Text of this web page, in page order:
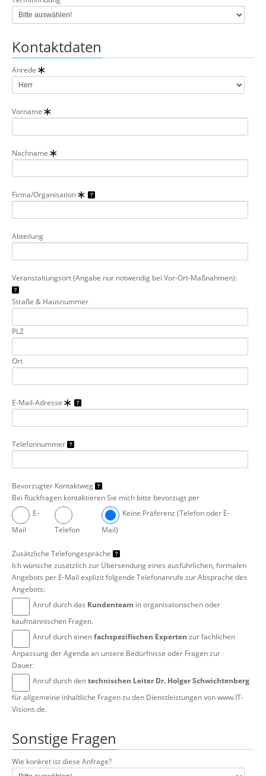
Kontaktdaten
Anrede
Vorname
Nachname
Firma/Organisation
Abteilung
Veranstaltungsort (Angabe nur notwendig bei Vor-Ort-Maßnahmen):
Straße & Hausnummer
PLZ
Ort
E-Mail-Adresse
Telefonnummer
Bevorzugter Kontaktweg
Bei Rückfragen kontaktieren Sie mich bitte bevorzugt per
E-
Mail
Telefon
Keine Präferenz (Telefon oder E-
Mail)
Zusätzliche Telefongespräche
Ich wünsche zusätzlich zur Übersendung eines ausführlichen, formalen
Angebots per E-Mail explizit folgende Telefonanrufe zur Absprache des
Angebots:
Anruf durch das Kundenteam in organisatorischen oder
kaufmännischen Fragen.
Anruf durch einenfachspezifischen Experten zur fachlichen
Anpassung der Agenda an unsere Bedürfnisse oder Fragen zur
Dauer.
Anruf durch dentechnischen Leiter Dr. Holger Schwichtenberg
für allgemeine inhaltliche Fragen zu den Dienstleistungen von www.IT-
Visions.de.
Sonstige Fragen
Wie konkret ist diese Anfrage?